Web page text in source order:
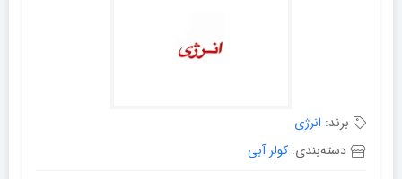
برند: انرژی
دسته‌بندی: کولر آبی